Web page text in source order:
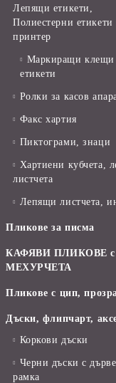
Лепящи етикети,
Полиестерни етикети
принтер
Маркиращи клещи
етикети
Ролки за касов
Факс хартия
Пиктограми, знаци
Хартиени кубчета,
листчета
Лепящи листчета,
Пликове за писма
КАФЯВИ ПЛИКОВЕ с
МЕХУРЧЕТА
Пликове с цип,
Дъски, флипчарт,
Коркови дъски
Черни дъски с
рамка